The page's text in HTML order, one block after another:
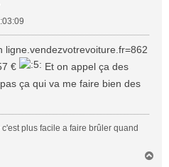
ligne.vendezvotrevoiture.fr=862
€
Et on appel ça des
ça qui va me faire bien des
plus facile a faire brûler quand